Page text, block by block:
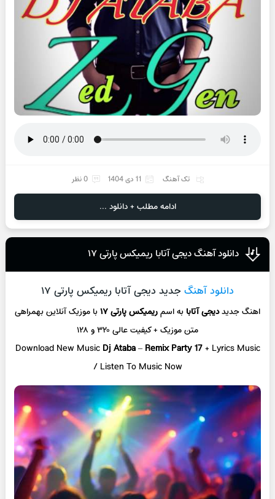
تک آهنگ 11 دی 1404 0 نظر
ادامه مطلب + دانلود ...
دانلود آهنگ دیجی آتابا ریمیکس پارتی ۱۷
دانلود آهنگ جدید دیجی آتابا ریمیکس پارتی ۱۷
اهنگ جدیددیجی آتابا به اسمریمیکس پارتی ۱۷ با موزیک آنلاینبهمراهی
متن موزیک + کیفیت عالی ۳۲۰ و ۱۲۸
Download New Music Dj Ataba–Remix Party 17+ Lyrics Music
/ Listen To Music Now